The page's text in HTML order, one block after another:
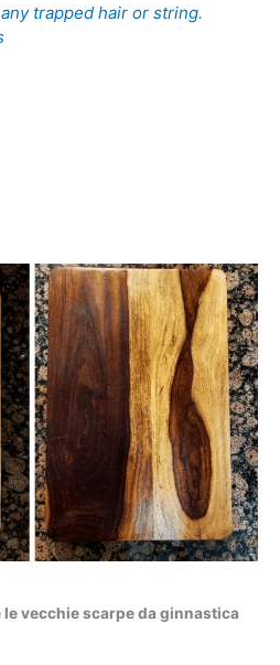
trapped hair or string.
vecchie scarpe da ginnastica